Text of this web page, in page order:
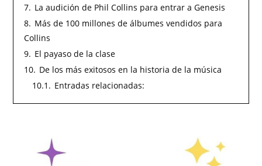
7. La audición de Phil Collins para entrar a Genesis
8. Más de 100 millones de álbumes vendidos para
Collins
9. El payaso de la clase
10. De los más exitosos en la historia de la música
10.1. Entradas relacionadas: